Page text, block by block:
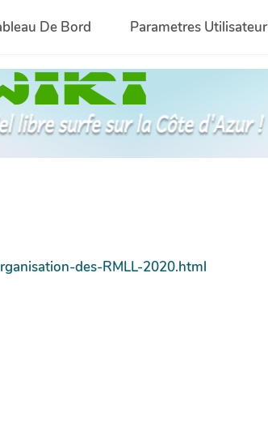
De Bord Parametres Utilisateur
des-RMLL-2020.html